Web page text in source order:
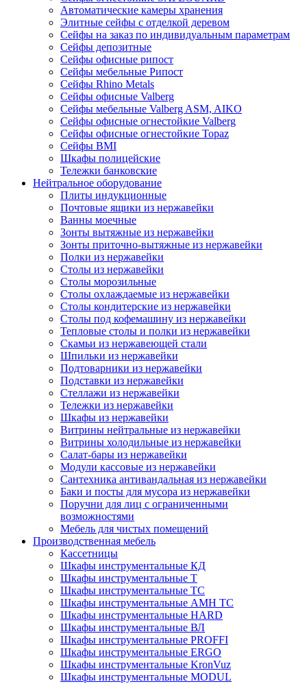
Автоматические камеры хранения
Элитные сейфы с отделкой деревом
Сейфы на заказ по индивидуальным параметрам
Сейфы депозитные
Сейфы офисные рипост
Сейфы мебельные Рипост
Сейфы Rhino Metals
Сейфы офисные Valberg
Сейфы мебельные Valberg ASM, AIKO
Сейфы офисные огнестойкие Valberg
Сейфы офисные огнестойкие Topaz
Сейфы ВМI
Шкафы полицейские
Тележки банковские
Нейтральное оборудование
Плиты индукционные
Почтовые ящики из нержавейки
Ванны моечные
Зонты вытяжные из нержавейки
Зонты приточно-вытяжные из нержавейки
Полки из нержавейки
Столы из нержавейки
Столы морозильные
Столы охлаждаемые из нержавейки
Столы кондитерские из нержавейки
Столы под кофемашину из нержавейки
Тепловые столы и полки из нержавейки
Скамьи из нержавеющей стали
Шпильки из нержавейки
Подтоварники из нержавейки
Подставки из нержавейки
Стеллажи из нержавейки
Тележки из нержавейки
Шкафы из нержавейки
Витрины нейтральные из нержавейки
Витрины холодильные из нержавейки
Салат-бары из нержавейки
Модули кассовые из нержавейки
Сантехника антивандальная из нержавейки
Баки и посты для мусора из нержавейки
Поручни для лиц с ограниченными
возможностями
Мебель для чистых помещений
Производственная мебель
Кассетницы
Шкафы инструментальные КД
Шкафы инструментальные Т
Шкафы инструментальные ТС
Шкафы инструментальные AMH TC
Шкафы инструментальные HARD
Шкафы инструментальные ВЛ
Шкафы инструментальные PROFFI
Шкафы инструментальные ERGO
Шкафы инструментальные KronVuz
Шкафы инструментальные MODUL